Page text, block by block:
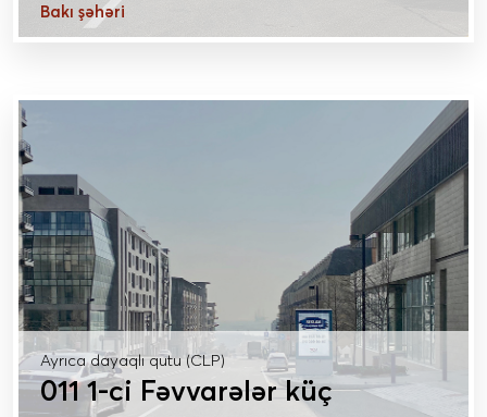
Bakı şəhəri
Ayrıca dayaqlı qutu (CLP)
011 1-ci Fəvvarələr küç